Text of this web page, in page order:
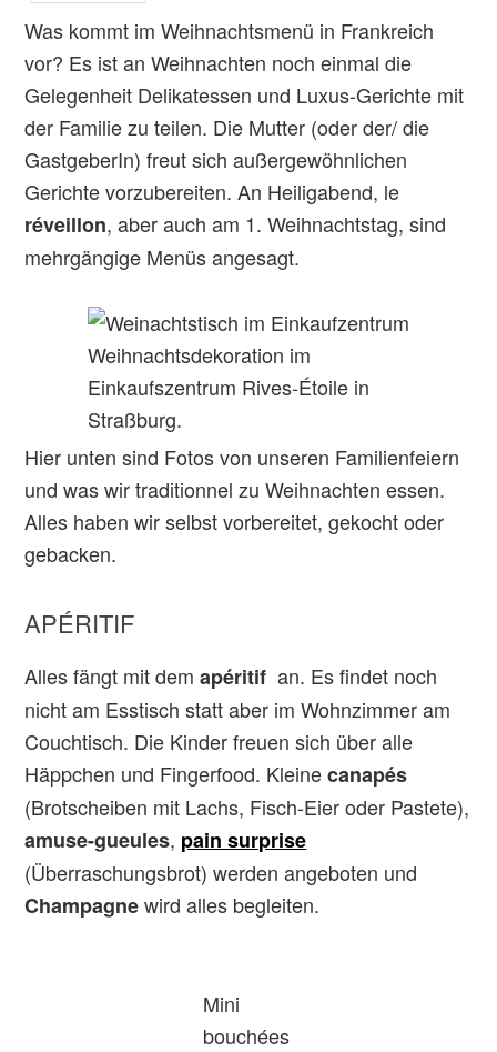
Was kommt im Weihnachtsmenü in Frankreich
vor? Es ist an Weihnachten noch einmal die
Gelegenheit Delikatessen und Luxus-Gerichte mit
der Familie zu teilen. Die Mutter (oder der/ die
GastgeberIn) freut sich außergewöhnlichen
Gerichte vorzubereiten. An Heiligabend, le
réveillon, aber auch am 1. Weihnachtstag, sind
mehrgängige Menüs angesagt.
Weihnachtsdekoration im
Einkaufszentrum Rives-Étoile in
Straßburg.
Hier unten sind Fotos von unseren Familienfeiern
und was wir traditionnel zu Weihnachten essen.
Alles haben wir selbst vorbereitet, gekocht oder
gebacken.
APÉRITIF
Alles fängt mit demapéritif an. Es findet noch
nicht am Esstisch statt aber im Wohnzimmer am
Couchtisch. Die Kinder freuen sich über alle
Häppchen und Fingerfood. Kleinecanapés
(Brotscheiben mit Lachs, Fisch-Eier oder Pastete),
amuse-gueules, pain surprise
(Überraschungsbrot) werden angeboten und
Champagnewird alles begleiten.
Mini
bouchées